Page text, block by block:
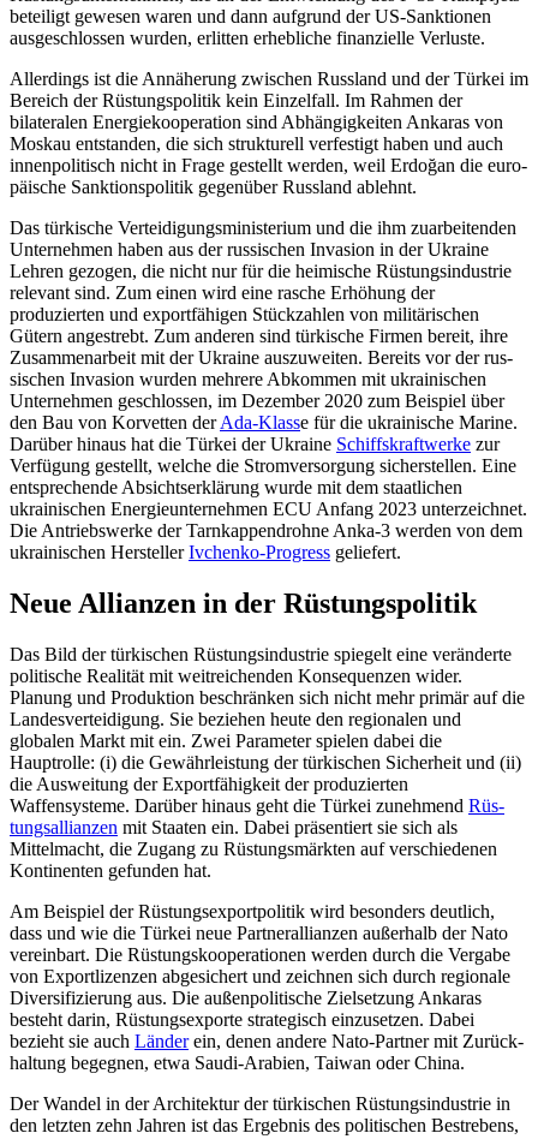
be­tei­ligt gewesen waren und dann aufgrund der US-Sank­tionen
ausgeschlossen wurden, erlitten erheb­liche finanzielle Verluste.
Allerdings ist die Annäherung zwischen Russland und der Türkei im
Bereich der Rüs­tungspolitik kein Einzelfall. Im Rahmen der
bilateralen Energiekooperation sind Ab­hän­gigkeiten Ankaras von
Moskau entstan­den, die sich strukturell verfestigt haben und auch
innenpolitisch nicht in Frage ge­stellt werden, weil Erdoğan die euro­
päische Sank­tionspolitik gegenüber Russland ablehnt.
Das türkische Verteidigungsministerium und die ihm zuarbeitenden
Unternehmen haben aus der russischen Invasion in der Ukraine
Lehren gezogen, die nicht nur für die heimische Rüstungsindustrie
relevant sind. Zum einen wird eine rasche Erhöhung der
produzierten und exportfähigen Stück­zahlen von militärischen
Gütern angestrebt. Zum anderen sind türkische Firmen bereit, ihre
Zusammenarbeit mit der Ukraine aus­zuweiten. Bereits vor der rus­
sischen In­vasion wurden mehrere Abkommen mit ukrainischen
Unternehmen geschlossen, im Dezember 2020 zum Beispiel über
den Bau von Korvetten derAda-Klasse für die ukrainische Marine.
Darüber hinaus hat die Türkei der Ukraine Schiffskraftwerke zur
Verfügung gestellt, welche die Strom­versor­gung sicherstellen. Eine
entsprechende Ab­sichtserklärung wurde mit dem staatlichen
ukrainischen Energieunternehmen ECU Anfang 2023 unterzeichnet.
Die Antriebswerke der Tarnkappendrohne Anka-3 werden von dem
ukrainischen HerstellerIvchenko-Progress geliefert.
Neue Allianzen in der Rüstungspolitik
Das Bild der türkischen Rüstungsindustrie spiegelt eine veränderte
politische Realität mit weitreichenden Konsequenzen wider.
Planung und Produktion beschränken sich nicht mehr primär auf die
Landesverteidigung. Sie beziehen heute den regionalen und
globalen Markt mit ein. Zwei Para­meter spielen dabei die
Hauptrolle: (i) die Gewähr­leistung der türkischen Sicher­heit und (ii)
die Ausweitung der Export­fähigkeit der produzierten
Waffensysteme. Darüber hinaus geht die Türkei zunehmend Rüs­
tungsallianzen mit Staaten ein. Dabei prä­sentiert sie sich als
Mittelmacht, die Zugang zu Rüstungsmärkten auf ver­schie­denen
Kontinenten gefunden hat.
Am Beispiel der Rüstungsexportpolitik wird besonders deutlich,
dass und wie die Türkei neue Partnerallianzen außerhalb der Nato
ver­einbart. Die Rüs­tungskooperatio­nen werden durch die Vergabe
von Export­lizenzen abgesichert und zeichnen sich durch regionale
Diversifizierung aus. Die außenpolitische Zielsetzung Ankaras
besteht darin, Rüstungsexporte strategisch ein­zusetzen. Dabei
bezieht sie auch Länderein, denen andere Nato-Partner mit Zurück­
haltung begegnen, etwa Saudi-Arabien, Taiwan oder China.
Der Wandel in der Architektur der tür­kischen Rüstungsindustrie in
den letzten zehn Jahren ist das Ergebnis des politischen Bestrebens,